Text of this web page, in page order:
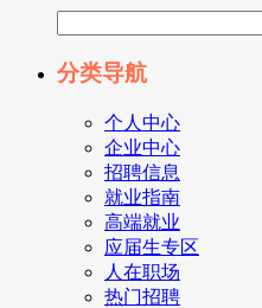
分类导航
个人中心
企业中心
招聘信息
就业指南
高端就业
应届生专区
人在职场
热门招聘